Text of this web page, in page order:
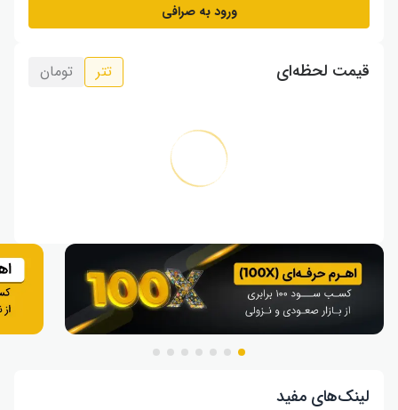
ورود به صرافی
قیمت لحظه‌ای تتر تومان
لینک‌های مفید